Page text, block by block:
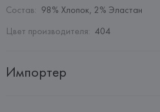
Состав: 98% Хлопок, 2% Эластан
Цвет производителя: 404
Импортер